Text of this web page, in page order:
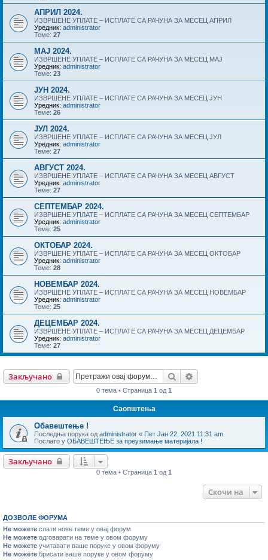
АПРИЛ 2024.
ИЗВРШЕНЕ УПЛАТЕ – ИСПЛАТЕ СА РАЧУНА ЗА МЕСЕЦ АПРИЛ
Уредник: administrator
Теме: 27
МАЈ 2024.
ИЗВРШЕНЕ УПЛАТЕ – ИСПЛАТЕ СА РАЧУНА ЗА МЕСЕЦ МАЈ
Уредник: administrator
Теме: 23
ЈУН 2024.
ИЗВРШЕНЕ УПЛАТЕ – ИСПЛАТЕ СА РАЧУНА ЗА МЕСЕЦ ЈУН
Уредник: administrator
Теме: 26
ЈУЛ 2024.
ИЗВРШЕНЕ УПЛАТЕ – ИСПЛАТЕ СА РАЧУНА ЗА МЕСЕЦ ЈУЛ
Уредник: administrator
Теме: 27
АВГУСТ 2024.
ИЗВРШЕНЕ УПЛАТЕ – ИСПЛАТЕ СА РАЧУНА ЗА МЕСЕЦ АВГУСТ
Уредник: administrator
Теме: 27
СЕПТЕМБАР 2024.
ИЗВРШЕНЕ УПЛАТЕ – ИСПЛАТЕ СА РАЧУНА ЗА МЕСЕЦ СЕПТЕМБАР
Уредник: administrator
Теме: 25
ОКТОБАР 2024.
ИЗВРШЕНЕ УПЛАТЕ – ИСПЛАТЕ СА РАЧУНА ЗА МЕСЕЦ ОКТОБАР
Уредник: administrator
Теме: 28
НОВЕМБАР 2024.
ИЗВРШЕНЕ УПЛАТЕ – ИСПЛАТЕ СА РАЧУНА ЗА МЕСЕЦ НОВЕМБАР
Уредник: administrator
Теме: 25
ДЕЦЕМБАР 2024.
ИЗВРШЕНЕ УПЛАТЕ – ИСПЛАТЕ СА РАЧУНА ЗА МЕСЕЦ ДЕЦЕМБАР
Уредник: administrator
Теме: 27
Закључано Претрага
0 тема • Страница 1 од 1
Саопштења
Обавештење !
Последња порука од administrator « Пет Јан 22, 2021 11:31 am
Послато у ОБАВЕШТЕЊЕ за преузимање материјала !
Закључано
0 тема • Страница 1 од 1
Скочи на
ДОЗВОЛЕ ФОРУМА
Не можете слати нове теме у овај форум
Не можете одговарати на теме у овом форуму
Не можете учитавати ваше поруке у овом форуму
Не можете брисати ваше поруке у овом форуму